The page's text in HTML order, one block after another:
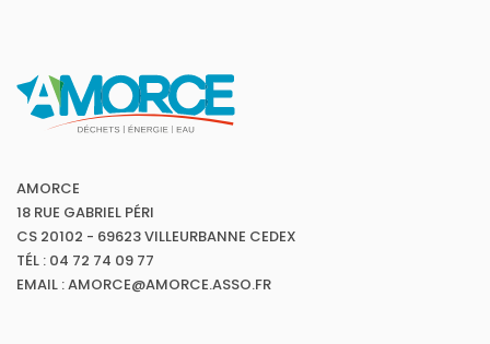
AMORCE
18 RUE GABRIEL PÉRI
CS 20102 - 69623 VILLEURBANNE CEDEX
TÉL : 04 72 74 09 77
EMAIL : AMORCE@AMORCE.ASSO.FR